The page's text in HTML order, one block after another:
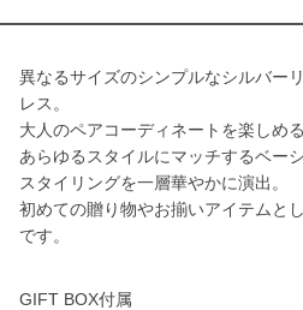
異なるサイズのシンプルなシルバー
レス。
大人のペアコーディネートを楽しめ
あらゆるスタイルにマッチするベー
スタイリングを一層華やかに演出。
初めての贈り物やお揃いアイテムと
です。
GIFT BOX付属